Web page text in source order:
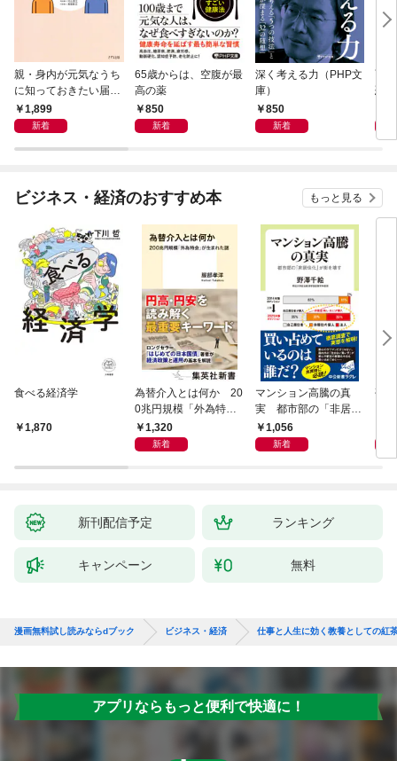
親・身内が元気なうち
に知っておきたい届
出・手続きの準備（き
ずな出版）
1,899
新着
65歳からは、空腹が最
高の薬
850
新着
深く考える力（PHP文
庫）
850
新着
面
恐
ビジネス・経済のおすすめ本 もっと見る
食べる経済学
1,870
為替介入とは何か 20
0兆円規模「外為特
会」が生まれた謎
1,320
新着
マンション高騰の真
実 都市部の「非居住
化」が街を壊す
1,056
新着
研
新刊配信予定 ランキング
キャンペーン 無料
漫画無料試し読みならdブック ビジネス・経済 仕事と人生に効く教養としての紅
アプリならもっと便利で快適に！